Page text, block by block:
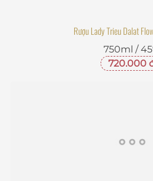
Rượu Lady Trieu Dalat
750ml /
720.000